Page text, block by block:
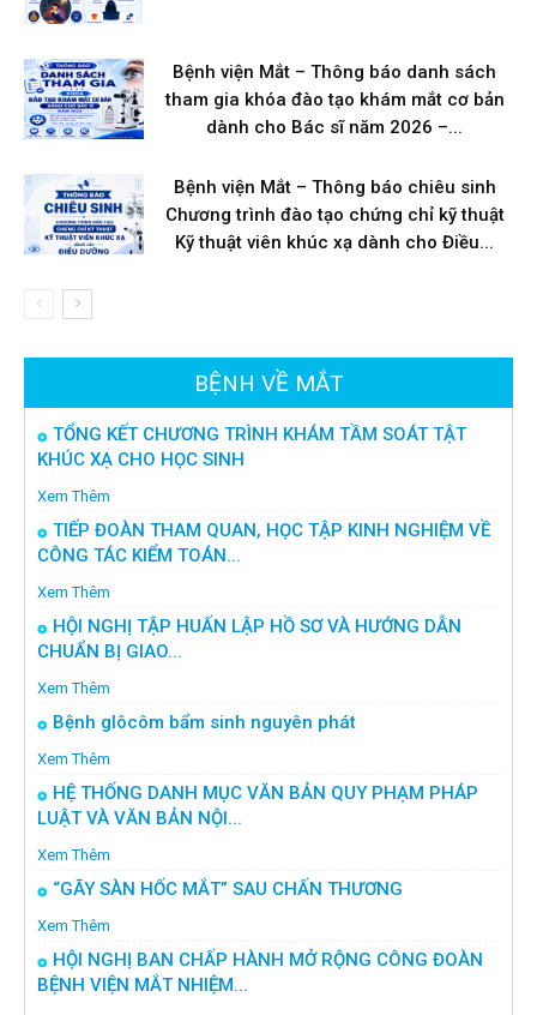
Bệnh viện Mắt – Thông báo danh sách
tham gia khóa đào tạo khám mắt cơ bản
dành cho Bác sĩ năm 2026 –...
Bệnh viện Mắt – Thông báo chiêu sinh
Chương trình đào tạo chứng chỉ kỹ thuật
Kỹ thuật viên khúc xạ dành cho Điều...
BỆNH VỀ MẮT
TỔNG KẾT CHƯƠNG TRÌNH KHÁM TẦM SOÁT TẬT
KHÚC XẠ CHO HỌC SINH
Xem Thêm
TIẾP ĐOÀN THAM QUAN, HỌC TẬP KINH NGHIỆM VỀ
CÔNG TÁC KIỂM TOÁN...
Xem Thêm
HỘI NGHỊ TẬP HUẤN LẬP HỒ SƠ VÀ HƯỚNG DẪN
CHUẨN BỊ GIAO...
Xem Thêm
Bệnh glôcôm bẩm sinh nguyên phát
Xem Thêm
HỆ THỐNG DANH MỤC VĂN BẢN QUY PHẠM PHÁP
LUẬT VÀ VĂN BẢN NỘI...
Xem Thêm
“GÃY SÀN HỐC MẮT” SAU CHẤN THƯƠNG
Xem Thêm
HỘI NGHỊ BAN CHẤP HÀNH MỞ RỘNG CÔNG ĐOÀN
BỆNH VIỆN MẮT NHIỆM...